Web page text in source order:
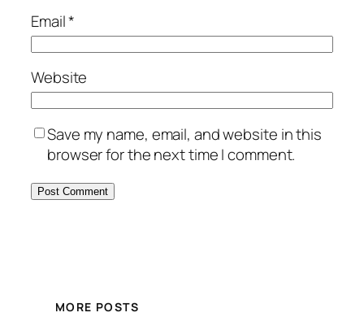
Email*
Website
Save my name, email, and website in this
browser for the next time I comment.
MORE POSTS